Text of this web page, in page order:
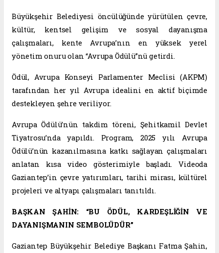
Büyükşehir Belediyesi öncülüğünde yürütülen çevre,
kültür, kentsel gelişim ve sosyal dayanışma
çalışmaları, kente Avrupa’nın en yüksek yerel
yönetim onuru olan “Avrupa Ödülü”nü getirdi.
Ödül, Avrupa Konseyi Parlamenter Meclisi (AKPM)
tarafından her yıl Avrupa idealini en aktif biçimde
destekleyen şehre veriliyor.
Avrupa Ödülü’nün takdim töreni, Şehitkamil Devlet
Tiyatrosu’nda yapıldı. Program, 2025 yılı Avrupa
Ödülü’nün kazanılmasına katkı sağlayan çalışmaları
anlatan kısa video gösterimiyle başladı. Videoda
Gaziantep’in çevre yatırımları, tarihi mirası, kültürel
projeleri ve altyapı çalışmaları tanıtıldı.
BAŞKAN ŞAHİN: “BU ÖDÜL, KARDEŞLİĞİN VE
DAYANIŞMANIN SEMBOLÜDÜR”
Gaziantep Büyükşehir Belediye Başkanı Fatma Şahin,